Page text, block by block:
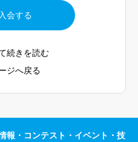
記米国における法的根拠:米国
表現二分論を明文化裁判例：特
会する
続きを読む
ジへ戻る
報・コンテスト・イベント・技